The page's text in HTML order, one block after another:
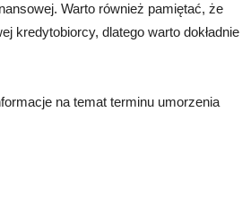
Warto również pamiętać, że
kredytobiorcy, dlatego warto dokładnie
na temat terminu umorzenia